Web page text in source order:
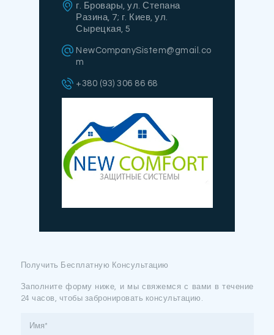
г. Бровары, ул. Степана
Разина, 7; г. Киев, ул.
Сырецкая, 5
NewCompanySistem@gmail.co
m
+380 (93) 306 86 68
Получить Бесплатную Консультацию
Заполните форму ниже, и мы свяжемся с вами в течение
24 часов, чтобы забронировать консультацию.